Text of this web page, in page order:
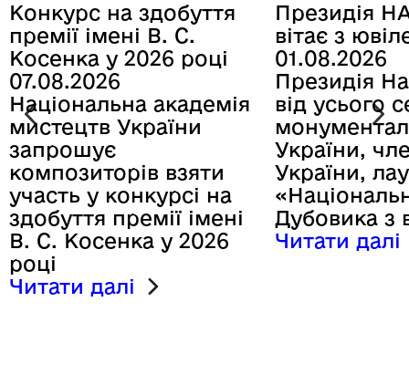
Конкурс на здобуття
премії імені В. С.
Косенка у 2026 році
07.08.2026
Національна академія
мистецтв України
запрошує
композиторів взяти
участь у конкурсі на
здобуття премії імені
В. С. Косенка у 2026
році
Читати далі
Президія
вітає з
01.08.2026
Президія
від усього
України,
України,
Дубовика з
Читати далі